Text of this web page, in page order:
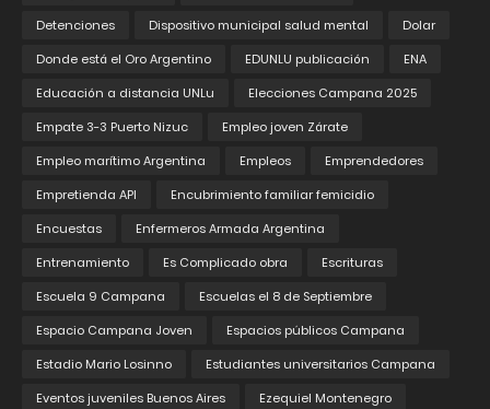
Detenciones
Dispositivo municipal salud mental
Dolar
Donde está el Oro Argentino
EDUNLU publicación
ENA
Educación a distancia UNLu
Elecciones Campana 2025
Empate 3-3 Puerto Nizuc
Empleo joven Zárate
Empleo marítimo Argentina
Empleos
Emprendedores
Empretienda API
Encubrimiento familiar femicidio
Encuestas
Enfermeros Armada Argentina
Entrenamiento
Es Complicado obra
Escrituras
Escuela 9 Campana
Escuelas el 8 de Septiembre
Espacio Campana Joven
Espacios públicos Campana
Estadio Mario Losinno
Estudiantes universitarios Campana
Eventos juveniles Buenos Aires
Ezequiel Montenegro